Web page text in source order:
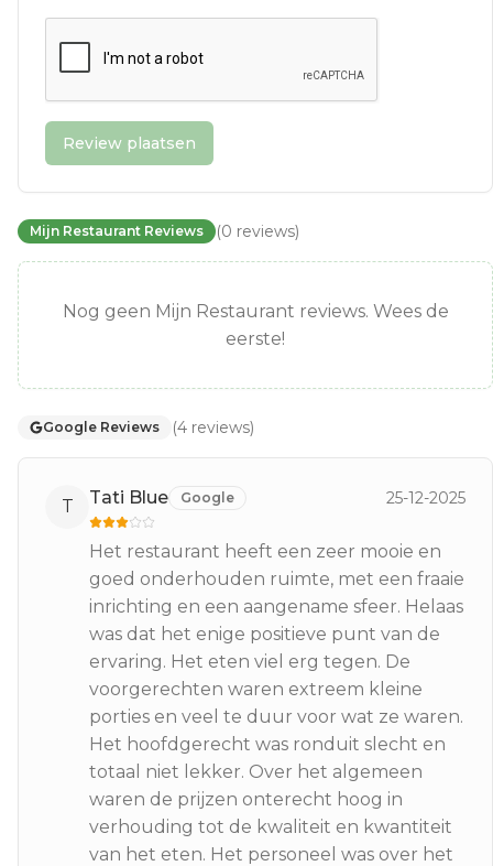
Review plaatsen
Mijn Restaurant Reviews (0 reviews)
Nog geen Mijn Restaurant reviews. Wees de
eerste!
Google Reviews (4 reviews)
T Tati Blue Google 25-12-2025
Het restaurant heeft een zeer mooie en
goed onderhouden ruimte, met een fraaie
inrichting en een aangename sfeer. Helaas
was dat het enige positieve punt van de
ervaring. Het eten viel erg tegen. De
voorgerechten waren extreem kleine
porties en veel te duur voor wat ze waren.
Het hoofdgerecht was ronduit slecht en
totaal niet lekker. Over het algemeen
waren de prijzen onterecht hoog in
verhouding tot de kwaliteit en kwantiteit
van het eten. Het personeel was over het